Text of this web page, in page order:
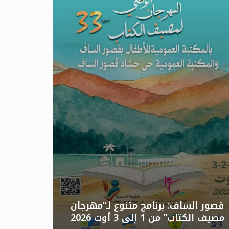
قصور الساف: برنامج متنوع لـ”مهرجان
مصيف الكتاب” من 1 إلى 3 أوت 2026